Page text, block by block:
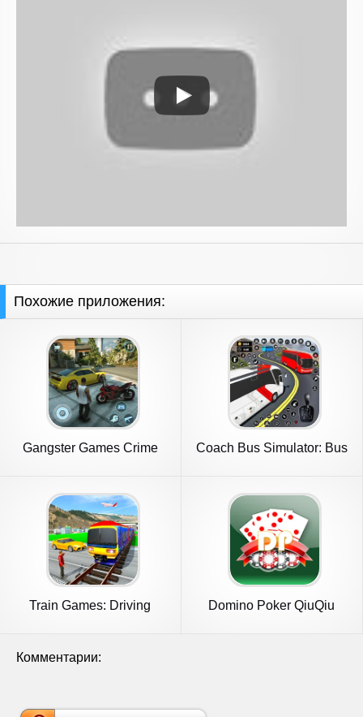
Похожие приложения:
Gangster Games Crime
Coach Bus Simulator: Bus
Train Games: Driving
Domino Poker QiuQiu
Комментарии: